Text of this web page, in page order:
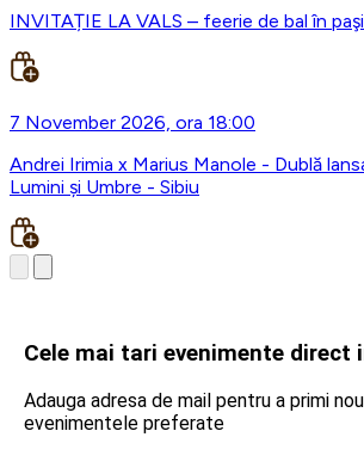
INVITAȚIE LA VALS – feerie de bal în
7 November 2026, ora 18:00
Andrei Irimia x Marius Manole - Dublă
Lumini și Umbre - Sibiu
Cele mai tari evenimente direct
Adauga adresa de mail pentru a primi
evenimentele preferate